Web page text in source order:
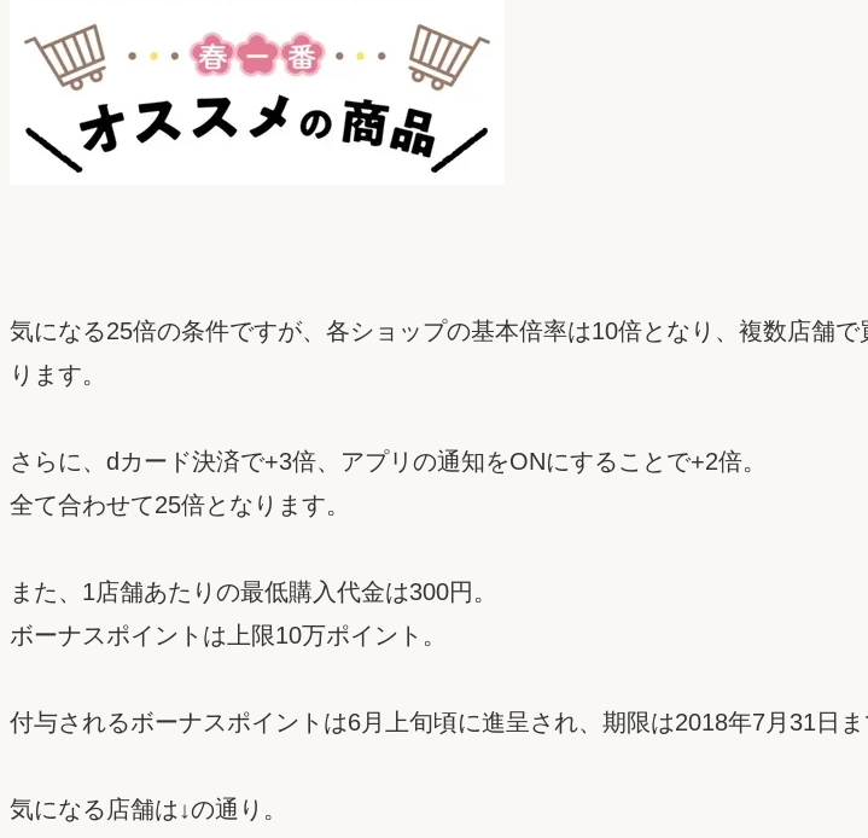
気になる25倍の条件ですが、各ショップの基本倍率は10倍となり、複数店舗
ります。
さらに、dカード決済で+3倍、アプリの通知をONにすることで+2倍。
全て合わせて25倍となります。
また、1店舗あたりの最低購入代金は300円。
ボーナスポイントは上限10万ポイント。
付与されるボーナスポイントは6月上旬頃に進呈され、期限は2018年7月31日
気になる店舗は↓の通り。